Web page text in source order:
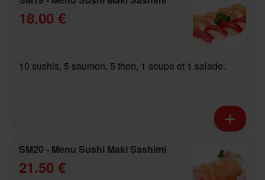
18.00 €
10 sushis, 5 saumon, 5 thon, 1 soupe et 1 salade.
SM20 - Menu Sushi Maki Sashimi
21.50 €